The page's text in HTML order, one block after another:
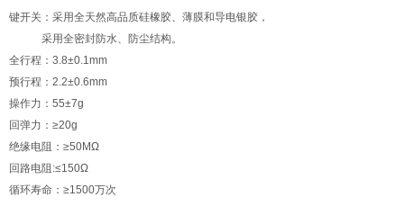
键开关：采用全天然高品质硅橡胶、薄膜和导电银胶，
采用全密封防水、防尘结构。
全行程：3.8±0.1mm
预行程：2.2±0.6mm
操作力：55±7g
回弹力：≥20g
绝缘电阻：≥50MΩ
回路电阻:≤150Ω
循环寿命：≥1500万次